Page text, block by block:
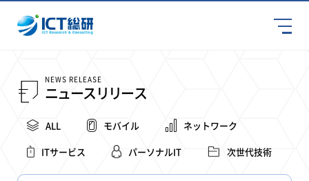
NEWS RELEASE
ニュースリリース
ALL モバイル
ネットワーク
ITサービス
パーソナルIT 次世代技術